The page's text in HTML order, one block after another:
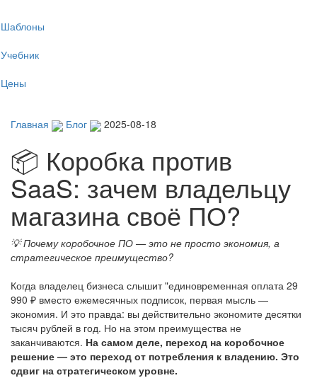
Шаблоны
Учебник
Цены
Главная Блог 2025-08-18
📦 Коробка против
SaaS: зачем владельцу
магазина своё ПО?
💡 Почему коробочное ПО — это не просто экономия, а
стратегическое преимущество?
Когда владелец бизнеса слышит "единовременная оплата 29
990 ₽ вместо ежемесячных подписок, первая мысль —
экономия. И это правда: вы действительно экономите десятки
тысяч рублей в год. Но на этом преимущества не
заканчиваются. На самом деле, переход на коробочное
решение — это переход от потребления к владению. Это
сдвиг на стратегическом уровне.